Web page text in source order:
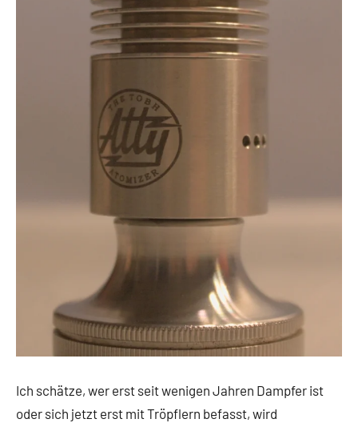
Ich schätze, wer erst seit wenigen Jahren Dampfer ist
oder sich jetzt erst mit Tröpflern befasst, wird